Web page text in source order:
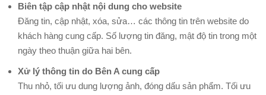
Tên
Miền
Email
Hosting
Biên tập cập nhật nội dung cho website
Đăng tin, cập nhật, xóa, sửa… các thông tin trên website do
khách hàng cung cấp. Số lượng tin đăng, mật độ tin trong một
ngày theo thuận giữa hai bên.
Xử lý thông tin do Bên A cung cấp
Thu nhỏ, tối ưu dung lượng ảnh, đóng dấu sản phẩm. Tối ưu